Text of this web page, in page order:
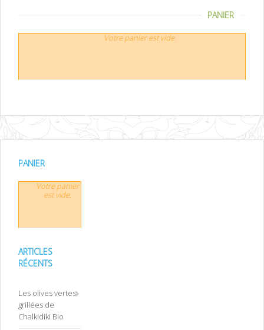
PANIER
Votre panier est vide.
PANIER
Votre panier
est vide.
ARTICLES
RÉCENTS
Les olives vertes
grillées de
Chalkidiki Bio